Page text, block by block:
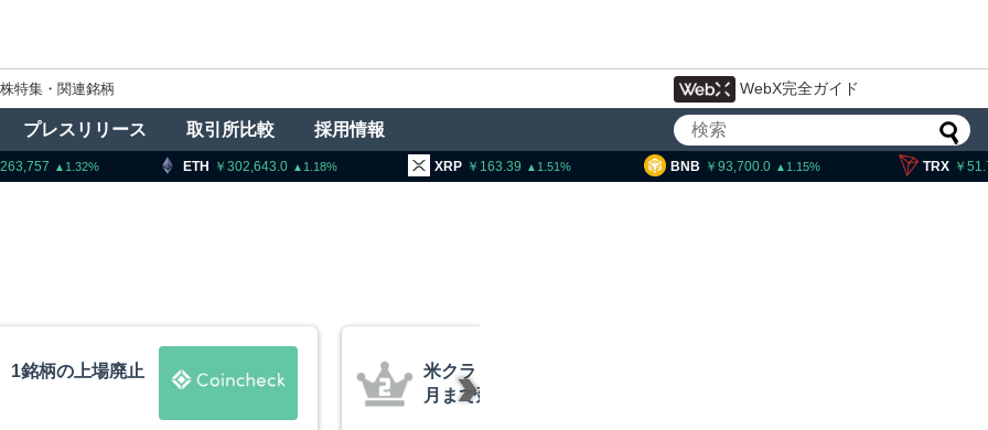
株特集・関連銘柄 WebX完全ガイド
プレスリリース 取引所比較 採用情報
ETH 302,643.0 1.18 XRP 1.51 BNB 1.15 TRX 0.24
ィー法案、上院採決が9
ビットコイン・イーサリアム・
XRP、「弱気相場の最終段階に典型